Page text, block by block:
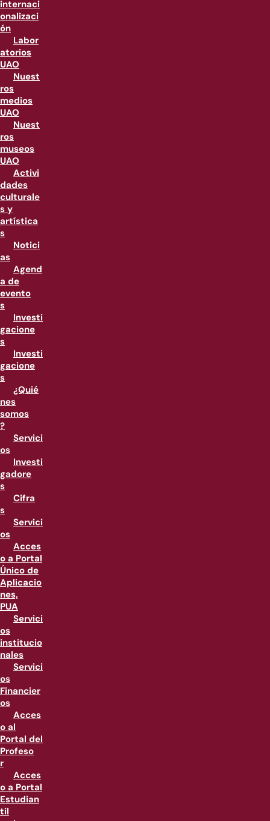
internaci
onalizaci
ón
Labor
atorios
UAO
Nuest
ros
medios
UAO
Nuest
ros
museos
UAO
Activi
dades
culturale
s y
artística
s
Notici
as
Agend
a de
evento
s
Investi
gacione
s
Investi
gacione
s
¿Quié
nes
somos
?
Servici
os
Investi
gadore
s
Cifra
s
Servici
os
Acces
o a Portal
Único de
Aplicacio
nes,
PUA
Servici
os
institucio
nales
Servici
os
Financier
os
Acces
o al
Portal del
Profeso
r
Acces
o a Portal
Estudian
til